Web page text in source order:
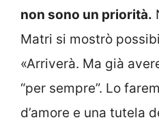
non sono un priorità.
Matri si mostrò
«Arriverà. Ma già
“per sempre”. Lo
d’amore e una tutela